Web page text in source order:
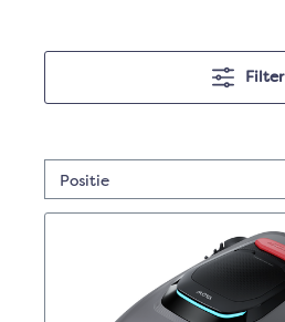
Filter